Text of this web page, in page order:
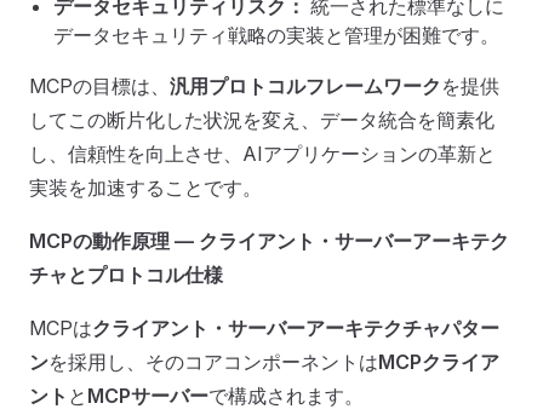
データセキュリティリスク： 統一された標準なしに
データセキュリティ戦略の実装と管理が困難です。
MCPの目標は、 汎用プロトコルフレームワーク を提供
してこの断片化した状況を変え、データ統合を簡素化
し、信頼性を向上させ、AIアプリケーションの革新と
実装を加速することです。
MCPの動作原理 — クライアント・サーバーアーキテク
チャとプロトコル仕様
MCPはクライアント・サーバーアーキテクチャパター
ンを採用し、そのコアコンポーネントはMCPクライア
ント と MCPサーバーで構成されます。